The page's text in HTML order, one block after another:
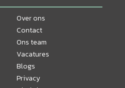
Over ons
Contact
Ons team
Vacatures
Blogs
Privacy